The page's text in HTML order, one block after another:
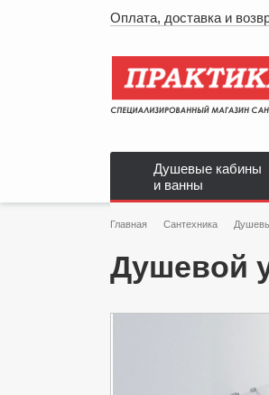
Оплата, доставка и
Душевые кабины
и ванны
Главная Сантехника
Душевой